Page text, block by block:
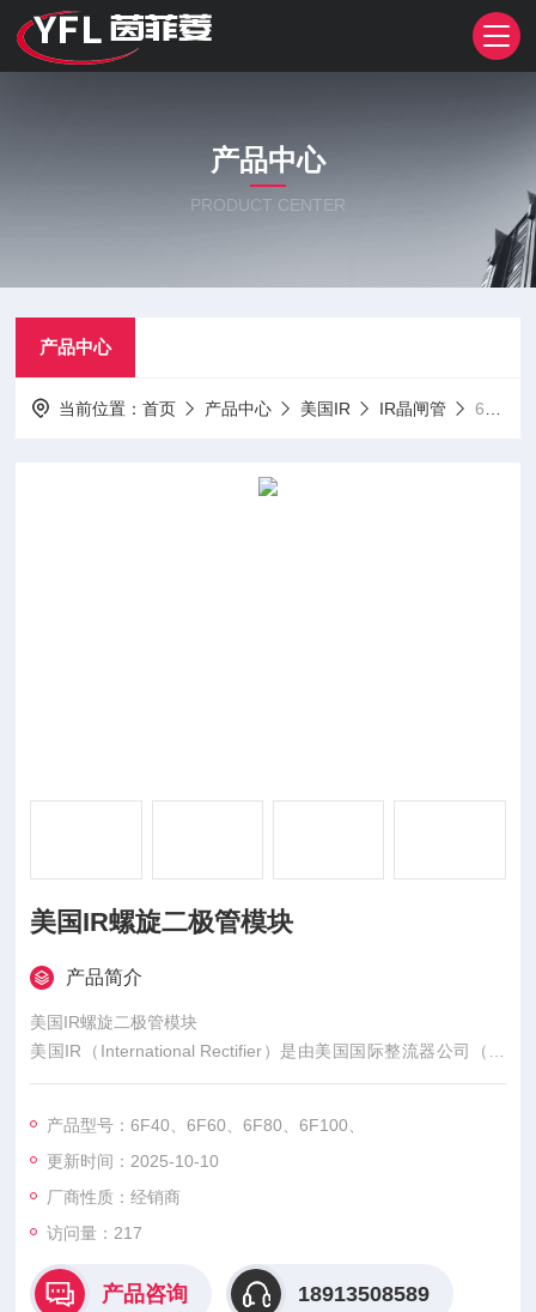
产品中心
PRODUCT CENTER
产品中心
当前位置：首页 产品中心 美国IR IR晶闸管 6F40、6F60、6F80、6F100、美国IR螺旋二极管模块
美国IR螺旋二极管模块
产品简介
美国IR螺旋二极管模块
美国IR（International Rectifier）是由美国国际整流器公司（现
为英飞凌科技子公司）生产的高性能半导体器件，广泛应用于电
6F40、6F60、6F80、6F100、6F120、6FR40、6FR60、6FR
80、6FR100、6FR120、12F40、12F60、12F80、12F100、1
2F120、12FR40、12FR60、
产品型号：6F40、6F60、6F80、6F100、
更新时间：2025-10-10
厂商性质：经销商
访问量：217
产品咨询 18913508589